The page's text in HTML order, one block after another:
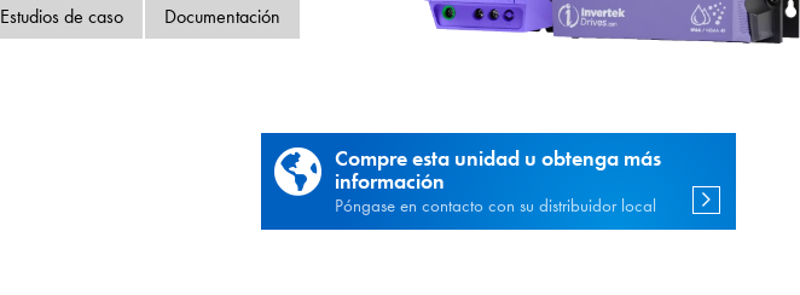
Estudios de caso Documentación
Compre esta unidad u obtenga más
información
Póngase en contacto con su distribuidor local